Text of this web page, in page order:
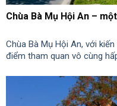
Chùa Bà Mụ Hội An –
Chùa Bà Mụ Hội An, với
điểm tham quan vô cùng